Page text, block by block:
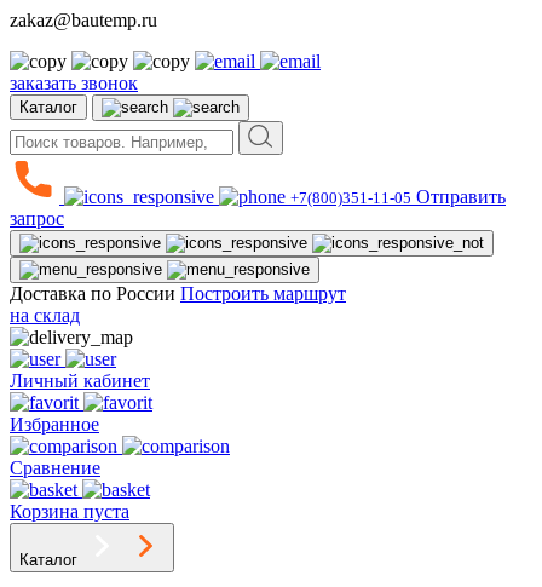
zakaz@bautemp.ru
заказать звонок
Каталог
+7(800)351-11-05 Отправить
запрос
Доставка по России Построить маршрут
на склад
Личный кабинет
Избранное
Сравнение
Корзина пуста
Каталог